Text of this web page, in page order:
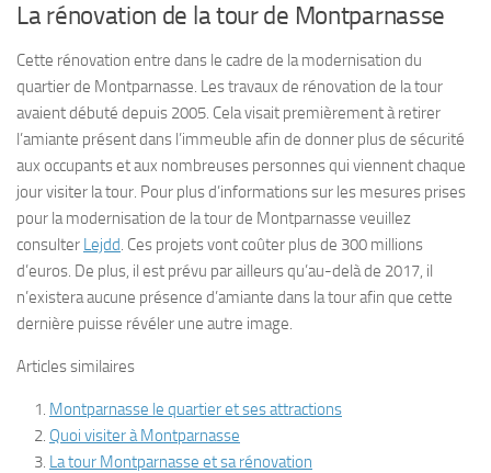
La rénovation de la tour de Montparnasse
Cette rénovation entre dans le cadre de la modernisation du
quartier de Montparnasse. Les travaux de rénovation de la tour
avaient débuté depuis 2005. Cela visait premièrement à retirer
l’amiante présent dans l’immeuble afin de donner plus de sécurité
aux occupants et aux nombreuses personnes qui viennent chaque
jour visiter la tour. Pour plus d’informations sur les mesures prises
pour la modernisation de la tour de Montparnasse veuillez
consulter Lejdd. Ces projets vont coûter plus de 300 millions
d’euros. De plus, il est prévu par ailleurs qu’au-delà de 2017, il
n’existera aucune présence d’amiante dans la tour afin que cette
dernière puisse révéler une autre image.
Articles similaires
Montparnasse le quartier et ses attractions
Quoi visiter à Montparnasse
La tour Montparnasse et sa rénovation